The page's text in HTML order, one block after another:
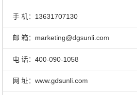
手 机：13631707130
邮 箱：marketing@dgsunli.com
电 话：400-090-1058
网 址：www.gdsunli.com